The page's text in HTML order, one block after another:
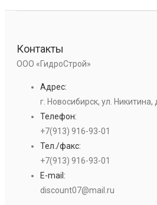
Контакты
ООО «ГидроСтрой»
Адрес:
г. Новосибирск, ул.
Телефон:
+7(913) 916-93-01
Тел./факс:
+7(913) 916-93-01
E-mail:
discount07@mail.ru